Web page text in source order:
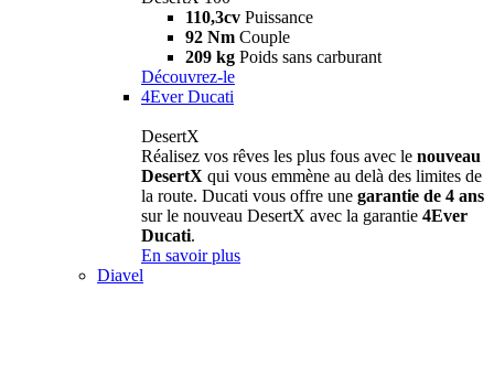
110,3cv Puissance
92 Nm Couple
209 kg Poids sans carburant
Découvrez-le
4Ever Ducati
DesertX
Réalisez vos rêves les plus fous avec le nouveau
DesertX qui vous emmène au delà des limites de
la route. Ducati vous offre une garantie de 4 ans
sur le nouveau DesertX avec la garantie 4Ever
Ducati.
En savoir plus
Diavel